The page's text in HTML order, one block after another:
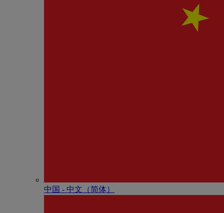
中国 - 中⽂（简体）